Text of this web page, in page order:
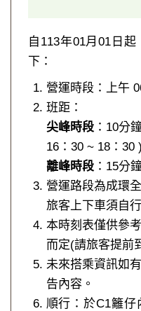
自113年01月01日
下：
營運時段：上午
班距：
尖峰時段：10分
16：30 ~ 18：30
離峰時段：15分
營運路段為成環
旅客上下車須自
本時刻表僅供參
而定(請旅客提前
未來搭乘資訊如
告內容。
順行：於C1籬